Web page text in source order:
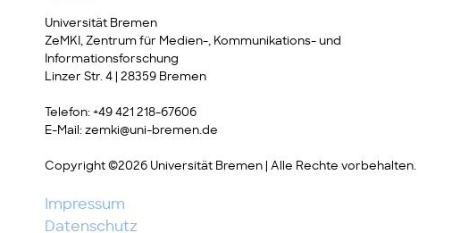
Universität Bremen
ZeMKI, Zentrum für Medien-, Kommunikations- und
Informationsforschung
Linzer Str. 4 | 28359 Bremen
Telefon: +49 421 218-67606
E-Mail: zemki@uni-bremen.de
Copyright ©2026 Universität Bremen | Alle Rechte vorbehalten.
Impressum
Datenschutz